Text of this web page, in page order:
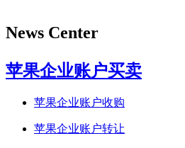
News Center
苹果企业账户买卖
苹果企业账户收购
苹果企业账户转让